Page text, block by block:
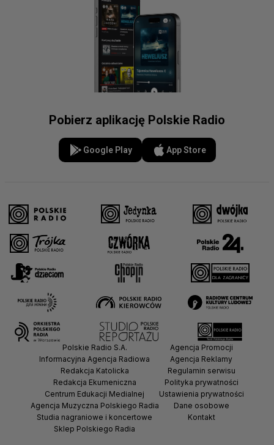
Pobierz aplikację Polskie Radio
Google Play App Store
Polskie Radio S.A.
Informacyjna Agencja Radiowa
Redakcja Katolicka
Redakcja Ekumeniczna
Centrum Edukacji Medialnej
Agencja Muzyczna Polskiego Radia
Studia nagraniowe i koncertowe
Sklep Polskiego Radia
Agencja Promocji
Agencja Reklamy
Regulamin serwisu
Polityka prywatności
Ustawienia prywatności
Dane osobowe
Kontakt